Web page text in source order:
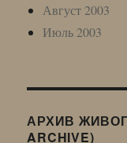
Август 2003
Июль 2003
АРХИВ
ARCHIVE)